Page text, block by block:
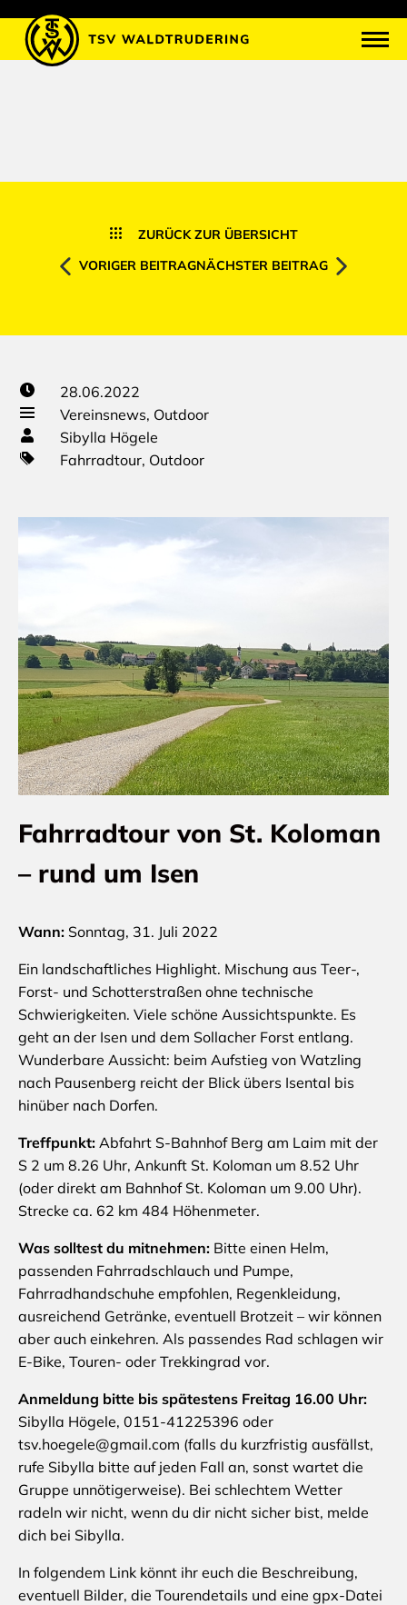
ZURÜCK ZUR ÜBERSICHT
VORIGER BEITRAGNÄCHSTER BEITRAG
28.06.2022
Vereinsnews, Outdoor
Sibylla Högele
Fahrradtour, Outdoor
Fahrradtour von St. Koloman
– rund um Isen
Wann: Sonntag, 31. Juli 2022
Ein landschaftliches Highlight. Mischung aus Teer-,
Forst- und Schotterstraßen ohne technische
Schwierigkeiten. Viele schöne Aussichtspunkte. Es
geht an der Isen und dem Sollacher Forst entlang.
Wunderbare Aussicht: beim Aufstieg von Watzling
nach Pausenberg reicht der Blick übers Isental bis
hinüber nach Dorfen.
Treffpunkt: Abfahrt S-Bahnhof Berg am Laim mit der
S 2 um 8.26 Uhr, Ankunft St. Koloman um 8.52 Uhr
(oder direkt am Bahnhof St. Koloman um 9.00 Uhr).
Strecke ca. 62 km 484 Höhenmeter.
Was solltest du mitnehmen: Bitte einen Helm,
passenden Fahrradschlauch und Pumpe,
Fahrradhandschuhe empfohlen, Regenkleidung,
ausreichend Getränke, eventuell Brotzeit – wir können
aber auch einkehren. Als passendes Rad schlagen wir
E-Bike, Touren- oder Trekkingrad vor.
Anmeldung bitte bis spätestens Freitag 16.00 Uhr:
Sibylla Högele, 0151-41225396 oder
tsv.hoegele@gmail.com (falls du kurzfristig ausfällst,
rufe Sibylla bitte auf jeden Fall an, sonst wartet die
Gruppe unnötigerweise). Bei schlechtem Wetter
radeln wir nicht, wenn du dir nicht sicher bist, melde
dich bei Sibylla.
In folgendem Link könnt ihr euch die Beschreibung,
eventuell Bilder, die Tourendetails und eine gpx-Datei